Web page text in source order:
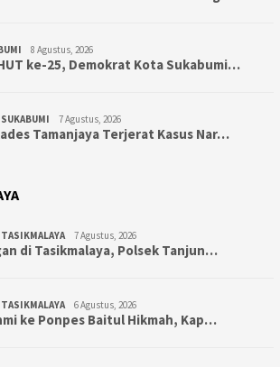
8 Agustus, 2026
ke-25, Demokrat Kota Sukabumi…
7 Agustus, 2026
Tamanjaya Terjerat Kasus Nar…
7 Agustus, 2026
di Tasikmalaya, Polsek Tanjun…
6 Agustus, 2026
ke Ponpes Baitul Hikmah, Kap…